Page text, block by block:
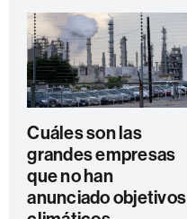
Cuáles son las
grandes empresas
que no han
anunciado objetivos